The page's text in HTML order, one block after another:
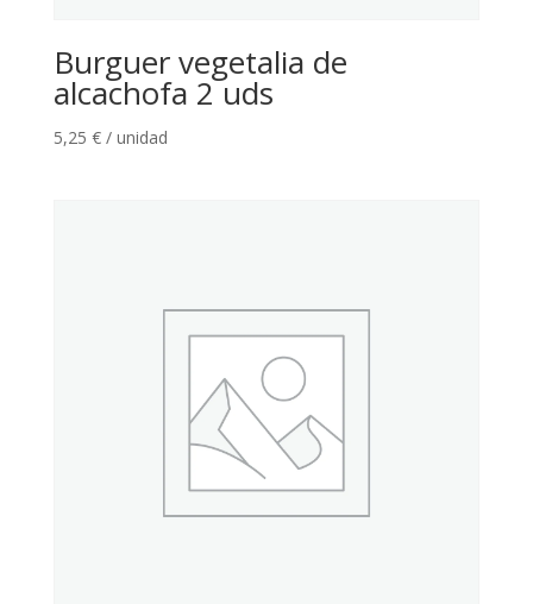
Burguer vegetalia de
alcachofa 2 uds
5,25 € / unidad